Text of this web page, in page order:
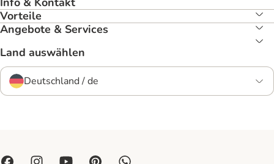
Vorteile
Angebote & Services
Land auswählen
Deutschland / de